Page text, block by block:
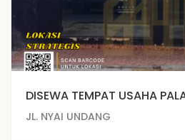
DISEWA TEMPAT USAHA
JL. NYAI UNDANG